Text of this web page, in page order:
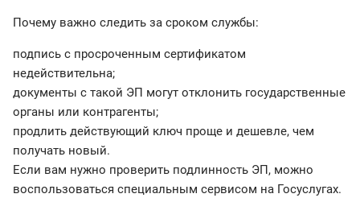
Почему важно следить за сроком службы:
подпись с просроченным сертификатом
недействительна;
документы с такой ЭП могут отклонить государственные
органы или контрагенты;
продлить действующий ключ проще и дешевле, чем
получать новый.
Если вам нужно проверить подлинность ЭП, можно
воспользоваться специальным сервисом на Госуслугах.